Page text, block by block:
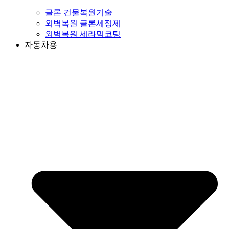
글론 건물복원기술
외벽복원 글론세정제
외벽복원 세라믹코팅
자동차용